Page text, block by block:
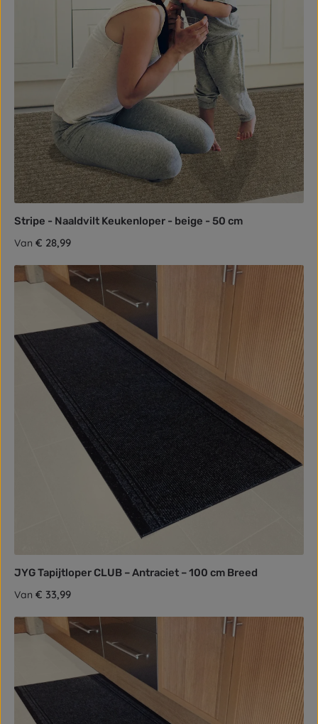
Stripe - Naaldvilt Keukenloper - beige - 50 cm
Normale prijs:
Van € 28,99
JYG Tapijtloper CLUB – Antraciet – 100 cm Breed
Normale prijs:
Van € 33,99